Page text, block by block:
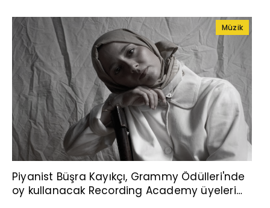
Müzik
Piyanist Büşra Kayıkçı, Grammy Ödülleri'nde
oy kullanacak Recording Academy üyeleri